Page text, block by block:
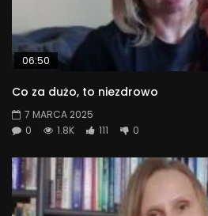
06:50
Co za dużo, to niezdrowo
7 MARCA 2025
0
1.8K 111 0